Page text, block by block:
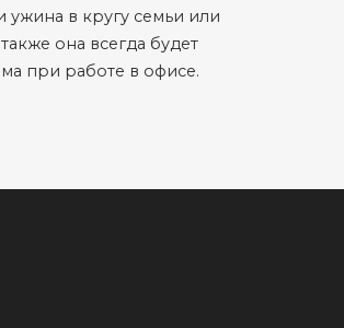
ужина в кругу семьи или
она всегда будет
при работе в офисе.